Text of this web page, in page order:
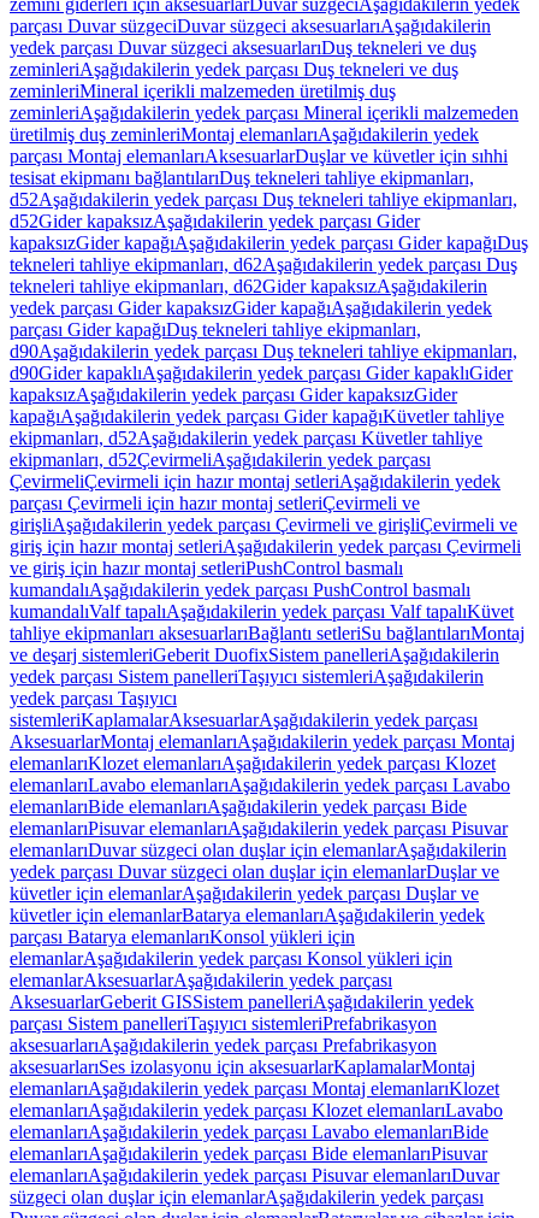
zemini giderleri için aksesuarlarDuvar süzgeciAşağıdakilerin yedek
parçası Duvar süzgeciDuvar süzgeci aksesuarlarıAşağıdakilerin
yedek parçası Duvar süzgeci aksesuarlarıDuş tekneleri ve duş
zeminleriAşağıdakilerin yedek parçası Duş tekneleri ve duş
zeminleriMineral içerikli malzemeden üretilmiş duş
zeminleriAşağıdakilerin yedek parçası Mineral içerikli malzemeden
üretilmiş duş zeminleriMontaj elemanlarıAşağıdakilerin yedek
parçası Montaj elemanlarıAksesuarlarDuşlar ve küvetler için sıhhi
tesisat ekipmanı bağlantılarıDuş tekneleri tahliye ekipmanları,
d52Aşağıdakilerin yedek parçası Duş tekneleri tahliye ekipmanları,
d52Gider kapaksızAşağıdakilerin yedek parçası Gider
kapaksızGider kapağıAşağıdakilerin yedek parçası Gider kapağıDuş
tekneleri tahliye ekipmanları, d62Aşağıdakilerin yedek parçası Duş
tekneleri tahliye ekipmanları, d62Gider kapaksızAşağıdakilerin
yedek parçası Gider kapaksızGider kapağıAşağıdakilerin yedek
parçası Gider kapağıDuş tekneleri tahliye ekipmanları,
d90Aşağıdakilerin yedek parçası Duş tekneleri tahliye ekipmanları,
d90Gider kapaklıAşağıdakilerin yedek parçası Gider kapaklıGider
kapaksızAşağıdakilerin yedek parçası Gider kapaksızGider
kapağıAşağıdakilerin yedek parçası Gider kapağıKüvetler tahliye
ekipmanları, d52Aşağıdakilerin yedek parçası Küvetler tahliye
ekipmanları, d52ÇevirmeliAşağıdakilerin yedek parçası
ÇevirmeliÇevirmeli için hazır montaj setleriAşağıdakilerin yedek
parçası Çevirmeli için hazır montaj setleriÇevirmeli ve
girişliAşağıdakilerin yedek parçası Çevirmeli ve girişliÇevirmeli ve
giriş için hazır montaj setleriAşağıdakilerin yedek parçası Çevirmeli
ve giriş için hazır montaj setleriPushControl basmalı
kumandalıAşağıdakilerin yedek parçası PushControl basmalı
kumandalıValf tapalıAşağıdakilerin yedek parçası Valf tapalıKüvet
tahliye ekipmanları aksesuarlarıBağlantı setleriSu bağlantılarıMontaj
ve deşarj sistemleriGeberit DuofixSistem panelleriAşağıdakilerin
yedek parçası Sistem panelleriTaşıyıcı sistemleriAşağıdakilerin
yedek parçası Taşıyıcı
sistemleriKaplamalarAksesuarlarAşağıdakilerin yedek parçası
AksesuarlarMontaj elemanlarıAşağıdakilerin yedek parçası Montaj
elemanlarıKlozet elemanlarıAşağıdakilerin yedek parçası Klozet
elemanlarıLavabo elemanlarıAşağıdakilerin yedek parçası Lavabo
elemanlarıBide elemanlarıAşağıdakilerin yedek parçası Bide
elemanlarıPisuvar elemanlarıAşağıdakilerin yedek parçası Pisuvar
elemanlarıDuvar süzgeci olan duşlar için elemanlarAşağıdakilerin
yedek parçası Duvar süzgeci olan duşlar için elemanlarDuşlar ve
küvetler için elemanlarAşağıdakilerin yedek parçası Duşlar ve
küvetler için elemanlarBatarya elemanlarıAşağıdakilerin yedek
parçası Batarya elemanlarıKonsol yükleri için
elemanlarAşağıdakilerin yedek parçası Konsol yükleri için
elemanlarAksesuarlarAşağıdakilerin yedek parçası
AksesuarlarGeberit GISSistem panelleriAşağıdakilerin yedek
parçası Sistem panelleriTaşıyıcı sistemleriPrefabrikasyon
aksesuarlarıAşağıdakilerin yedek parçası Prefabrikasyon
aksesuarlarıSes izolasyonu için aksesuarlarKaplamalarMontaj
elemanlarıAşağıdakilerin yedek parçası Montaj elemanlarıKlozet
elemanlarıAşağıdakilerin yedek parçası Klozet elemanlarıLavabo
elemanlarıAşağıdakilerin yedek parçası Lavabo elemanlarıBide
elemanlarıAşağıdakilerin yedek parçası Bide elemanlarıPisuvar
elemanlarıAşağıdakilerin yedek parçası Pisuvar elemanlarıDuvar
süzgeci olan duşlar için elemanlarAşağıdakilerin yedek parçası